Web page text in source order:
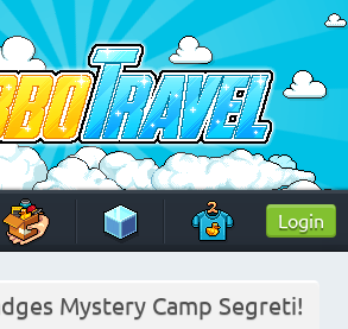
HabboTravelLogin
Mystery Camp Segreti!